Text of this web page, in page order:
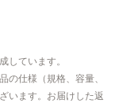
しています。
の仕様（規格、容量、
います。お届けした返